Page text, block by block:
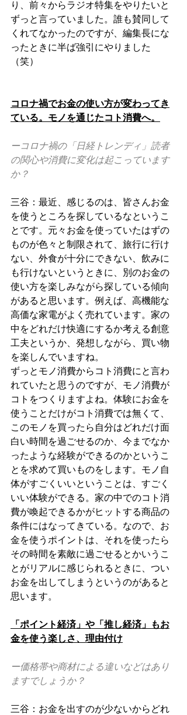
り、前々からラジオ特集をやりたいと
ずっと言っていました。誰も賛同して
くれてなかったのですが、編集長にな
ったときに半ば強引にやりました
（笑）
コロナ禍でお金の使い方が変わってき
ている。モノを通じたコト消費へ。
ーコロナ禍の「日経トレンディ」読者
の関心や消費に変化は起こっています
か？
三谷：最近、感じるのは、皆さんお金
を使うところを探しているなというこ
とです。元々お金を使っていたはずの
ものが色々と制限されて、旅行に行け
ない、外食が十分にできない、飲みに
も行けないというときに、別のお金の
使い方を楽しみながら探している傾向
があると思います。例えば、高機能な
高価な家電がよく売れています。家の
中をどれだけ快適にするか考える創意
工夫というか、発想しながら、買い物
を楽しんでいますね。
ずっとモノ消費からコト消費にと言わ
れていたと思うのですが、モノ消費が
コトをつくりますよね。体験にお金を
使うことだけがコト消費では無くて、
このモノを買ったら自分はどれだけ面
白い時間を過ごせるのか、今までなか
ったような経験ができるのかというこ
とを求めて買いものをします。モノ自
体がすごくいいということは、すごく
いい体験ができる。家の中でのコト消
費が喚起できるかがヒットする商品の
条件にはなってきている。なので、お
金を使うポイントは、それを使ったら
その時間を素敵に過ごせるとかいうこ
とがリアルに感じられるときに、つい
お金を出してしまうというのがあると
思います。
「ポイント経済」や「推し経済」もお
金を使う楽しさ、理由付け
ー価格帯や商材による違いなどはあり
ますでしょうか？
三谷：お金を出すのが少ないからどれ